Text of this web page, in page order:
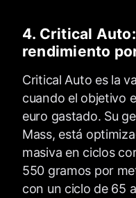
4. Critical
rendimiento
Critical Auto es la
cuando el objetivo
euro gastado. Su
Mass, está
masiva en ciclos
550 gramos por
con un ciclo de 65